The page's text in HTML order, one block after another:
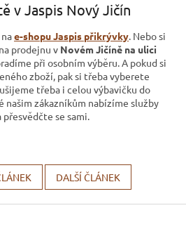
v Jaspis Nový Jičín
e-shopu Jaspis přikrývky. Nebo si
prodejnu v Novém Jičíně na ulici
při osobním výběru. A pokud si
zboží, pak si třeba vyberete
třeba i celou výbavičku do
našim zákazníkům nabízíme služby
přesvědčte se sami.
DALŠÍ ČLÁNEK